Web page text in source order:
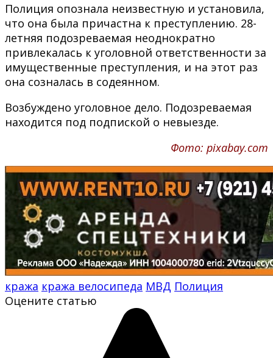
Полиция опознала неизвестную и установила,
что она была причастна к преступлению. 28-
летняя подозреваемая неоднократно
привлекалась к уголовной ответственности за
имущественные преступления, и на этот раз
она созналась в содеянном.
Возбуждено уголовное дело. Подозреваемая
находится под подпиской о невыезде.
Фото: pixabay.com
кража кража велосипеда МВД Полиция
Оцените статью